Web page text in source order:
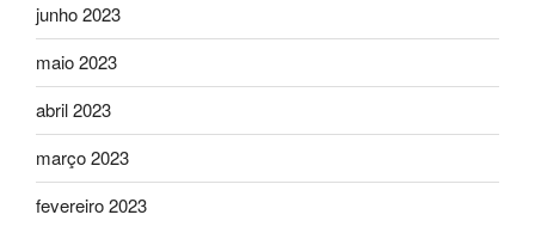
junho 2023
maio 2023
abril 2023
março 2023
fevereiro 2023